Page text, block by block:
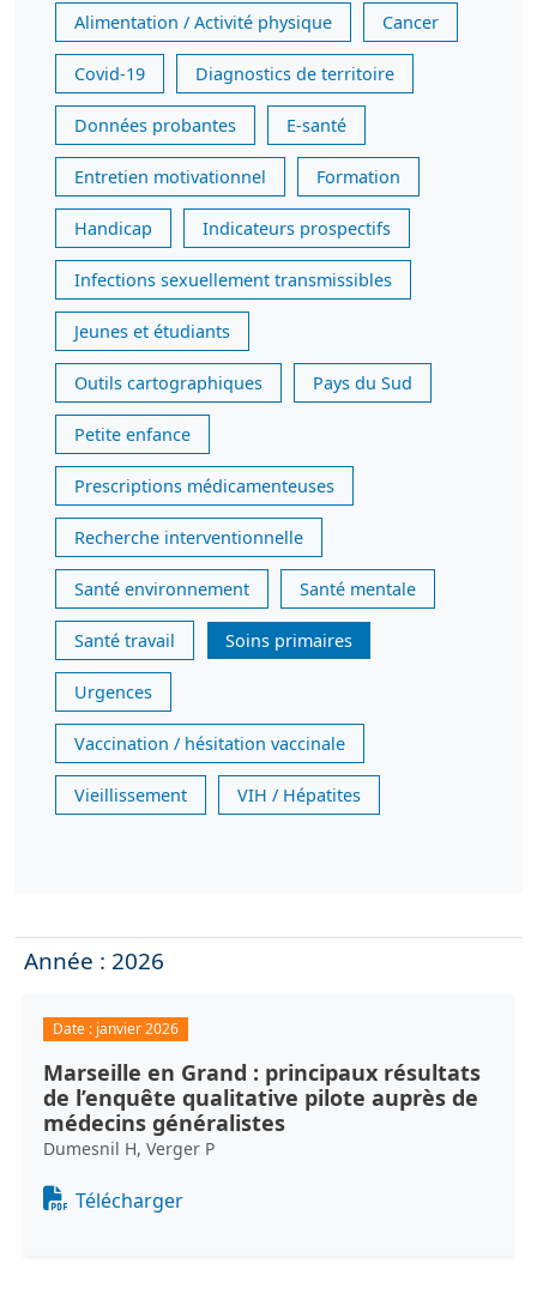
Alimentation / Activité physique Cancer
Covid-19 Diagnostics de territoire
Données probantes E-santé
Entretien motivationnel Formation
Handicap Indicateurs prospectifs
Infections sexuellement transmissibles
Jeunes et étudiants
Outils cartographiques Pays du Sud
Petite enfance
Prescriptions médicamenteuses
Recherche interventionnelle
Santé environnement Santé mentale
Santé travail Soins primaires
Urgences
Vaccination / hésitation vaccinale
Vieillissement VIH / Hépatites
Année : 2026
Date : janvier 2026
Marseille en Grand : principaux résultats
de l’enquête qualitative pilote auprès de
médecins généralistes
Dumesnil H, Verger P
Document
Télécharger